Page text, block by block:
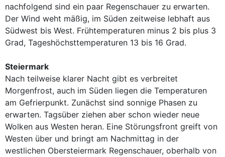
nachfolgend sind ein paar Regenschauer zu erwarten.
Der Wind weht mäßig, im Süden zeitweise lebhaft aus
Südwest bis West. Frühtemperaturen minus 2 bis plus 3
Grad, Tageshöchsttemperaturen 13 bis 16 Grad.
Steiermark
Nach teilweise klarer Nacht gibt es verbreitet
Morgenfrost, auch im Süden liegen die Temperaturen
am Gefrierpunkt. Zunächst sind sonnige Phasen zu
erwarten. Tagsüber ziehen aber schon wieder neue
Wolken aus Westen heran. Eine Störungsfront greift von
Westen über und bringt am Nachmittag in der
westlichen Obersteiermark Regenschauer, oberhalb von